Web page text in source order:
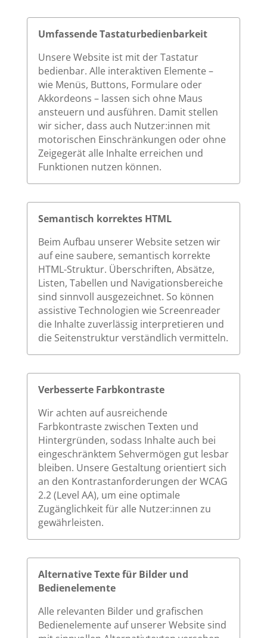
Umfassende Tastaturbedienbarkeit
Unsere Website ist mit der Tastatur
bedienbar. Alle interaktiven Elemente –
wie Menüs, Buttons, Formulare oder
Akkordeons – lassen sich ohne Maus
ansteuern und ausführen. Damit stellen
wir sicher, dass auch Nutzer:innen mit
motorischen Einschränkungen oder ohne
Zeigegerät alle Inhalte erreichen und
Funktionen nutzen können.
Semantisch korrektes HTML
Beim Aufbau unserer Website setzen wir
auf eine saubere, semantisch korrekte
HTML-Struktur. Überschriften, Absätze,
Listen, Tabellen und Navigationsbereiche
sind sinnvoll ausgezeichnet. So können
assistive Technologien wie Screenreader
die Inhalte zuverlässig interpretieren und
die Seitenstruktur verständlich vermitteln.
Verbesserte Farbkontraste
Wir achten auf ausreichende
Farbkontraste zwischen Texten und
Hintergründen, sodass Inhalte auch bei
eingeschränktem Sehvermögen gut lesbar
bleiben. Unsere Gestaltung orientiert sich
an den Kontrastanforderungen der WCAG
2.2 (Level AA), um eine optimale
Zugänglichkeit für alle Nutzer:innen zu
gewährleisten.
Alternative Texte für Bilder und
Bedienelemente
Alle relevanten Bilder und grafischen
Bedienelemente auf unserer Website sind